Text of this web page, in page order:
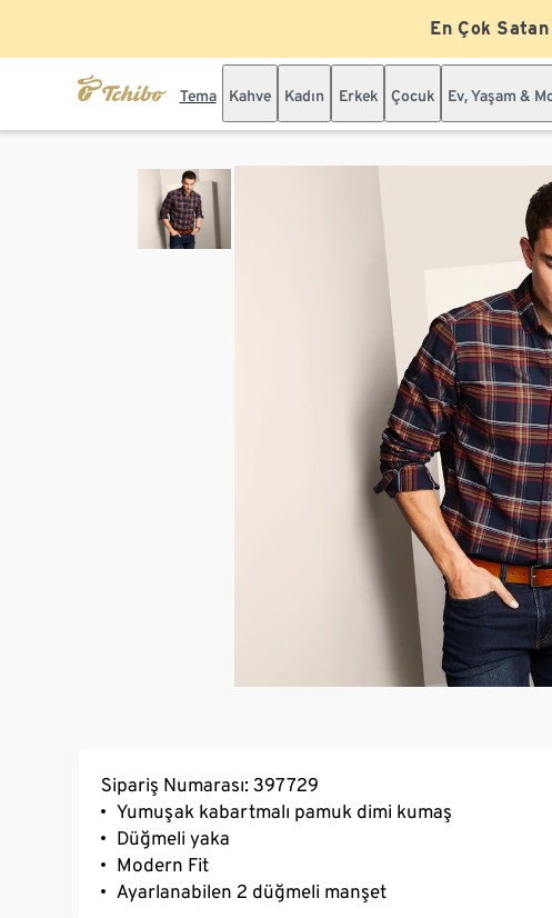
En Çok
Tema Kahve Kadın Erkek Çocuk Ev, Yaşam &
Sipariş Numarası: 397729
Yumuşak kabartmalı pamuk dimi kumaş
Düğmeli yaka
Modern Fit
Ayarlanabilen 2 düğmeli manşet